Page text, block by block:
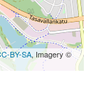
BY-SA, Imagery ©